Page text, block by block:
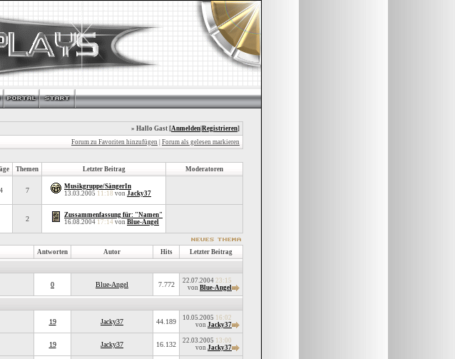
» Hallo Gast [Anmelden Registrieren]
Forum zu Favoriten hinzufügen Forum als gelesen markieren
Themen Letzter Beitrag Moderatoren
7
Musikgruppe/SängerIn
13.03.2005 11:18 von Jacky37
2
Zussammenfassung für: "Namen"
16.08.2004 17:14 von Blue-Angel
Antworten Autor Hits Letzter Beitrag
0 Blue-Angel 7.772 22.07.2004 23:15
von Blue-Angel
19 Jacky37 44.189 10.05.2005 16:02
von Jacky37
19 Jacky37 16.132 22.03.2005 13:00
von Jacky37